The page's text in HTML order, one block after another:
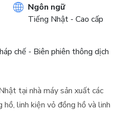
Ngôn ngữ
Tiếng Nhật - Cao cấp
chế - Biên phiên thông dịch
tại nhà máy sản xuất các
linh kiện vỏ đồng hồ và linh